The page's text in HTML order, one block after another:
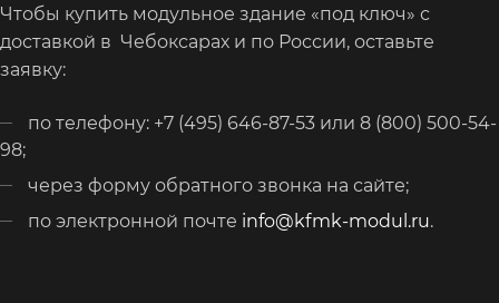
Чтобы купить модульное здание «под ключ» с
доставкой в Чебоксарах и по России, оставьте
заявку:
по телефону: +7 (495) 646-87-53 или 8 (800) 500-54-
98;
через форму обратного звонка на сайте;
по электронной почте info@kfmk-modul.ru.